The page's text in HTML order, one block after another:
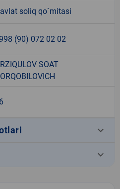
soliq qo`mitasi
(90) 072 02 02
SOAT
keyboard_arrow_down
keyboard_arrow_down